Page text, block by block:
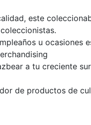
este
u
a tu creciente
de productos de